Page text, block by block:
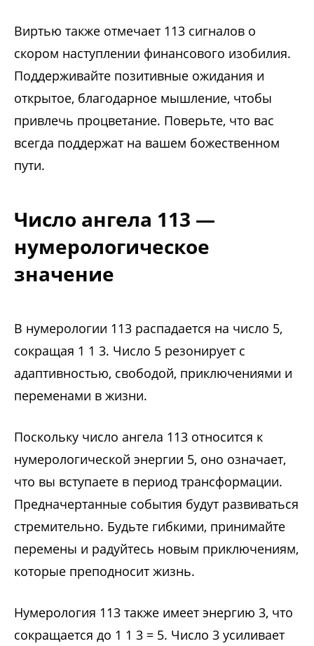
Виртью также отмечает 113 сигналов о
скором наступлении финансового изобилия.
Поддерживайте позитивные ожидания и
открытое, благодарное мышление, чтобы
привлечь процветание. Поверьте, что вас
всегда поддержат на вашем божественном
пути.
Число ангела 113 —
нумерологическое
значение
В нумерологии 113 распадается на число 5,
сокращая 1 1 3. Число 5 резонирует с
адаптивностью, свободой, приключениями и
переменами в жизни.
Поскольку число ангела 113 относится к
нумерологической энергии 5, оно означает,
что вы вступаете в период трансформации.
Предначертанные события будут развиваться
стремительно. Будьте гибкими, принимайте
перемены и радуйтесь новым приключениям,
которые преподносит жизнь.
Нумерология 113 также имеет энергию 3, что
сокращается до 1 1 3 = 5. Число 3 усиливает